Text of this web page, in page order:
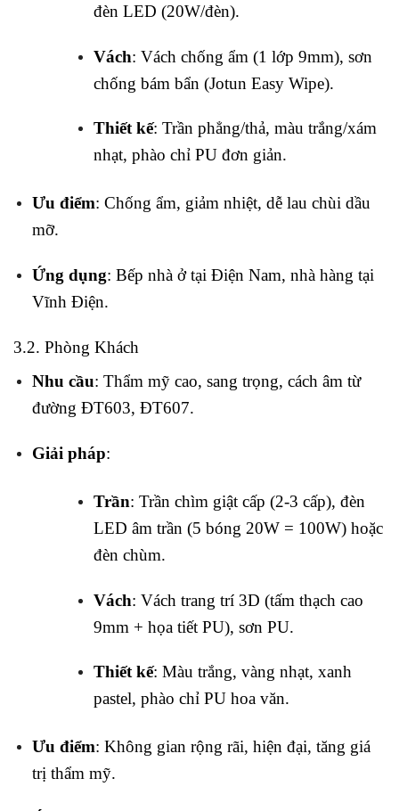
đèn LED (20W/đèn).
Vách: Vách chống ẩm (1 lớp 9mm), sơn
chống bám bẩn (Jotun Easy Wipe).
Thiết kế: Trần phẳng/thả, màu trắng/xám
nhạt, phào chỉ PU đơn giản.
Ưu điểm: Chống ẩm, giảm nhiệt, dễ lau chùi dầu
mỡ.
Ứng dụng: Bếp nhà ở tại Điện Nam, nhà hàng tại
Vĩnh Điện.
3.2. Phòng Khách
Nhu cầu: Thẩm mỹ cao, sang trọng, cách âm từ
đường ĐT603, ĐT607.
Giải pháp:
Trần: Trần chìm giật cấp (2-3 cấp), đèn
LED âm trần (5 bóng 20W = 100W) hoặc
đèn chùm.
Vách: Vách trang trí 3D (tấm thạch cao
9mm + họa tiết PU), sơn PU.
Thiết kế: Màu trắng, vàng nhạt, xanh
pastel, phào chỉ PU hoa văn.
Ưu điểm: Không gian rộng rãi, hiện đại, tăng giá
trị thẩm mỹ.